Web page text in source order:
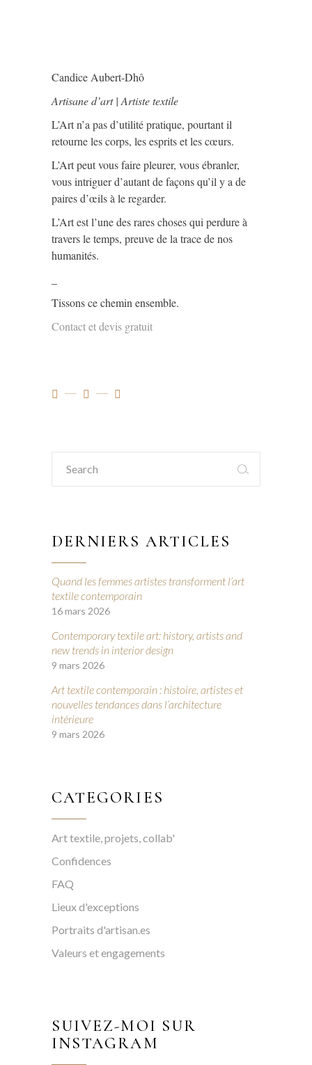
Candice Aubert-Dhô
Artisane d’art | Artiste textile
L’Art n’a pas d’utilité pratique, pourtant il
retourne les corps, les esprits et les cœurs.
L’Art peut vous faire pleurer, vous ébranler,
vous intriguer d’autant de façons qu’il y a de
paires d’œils à le regarder.
L’Art est l’une des rares choses qui perdure à
travers le temps, preuve de la trace de nos
humanités.
Tissons ce chemin ensemble.
Contact et devis gratuit
Search
for:
DERNIERS ARTICLES
Quand les femmes artistes transforment l’art
textile contemporain
16 mars 2026
Contemporary textile art: history, artists and
new trends in interior design
9 mars 2026
Art textile contemporain : histoire, artistes et
nouvelles tendances dans l’architecture
intérieure
9 mars 2026
CATEGORIES
Art textile, projets, collab'
Confidences
FAQ
Lieux d'exceptions
Portraits d'artisan.es
Valeurs et engagements
SUIVEZ-MOI SUR
INSTAGRAM